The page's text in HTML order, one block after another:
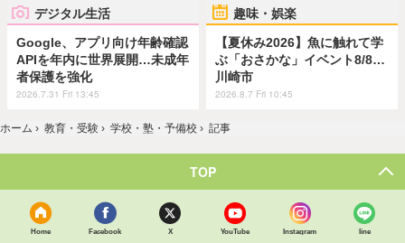
デジタル生活
Google、アプリ向け年齢確認
APIを年内に世界展開…未成年
者保護を強化
2026.7.31 Fri 13:45
趣味・娯楽
【夏休み2026】魚に触れて学
ぶ「おさかな」イベント8/8…
川崎市
2026.8.7 Fri 10:45
ホーム › 教育・受験 › 学校・塾・予備校 › 記事
TOP
Home Facebook X YouTube Instagram line